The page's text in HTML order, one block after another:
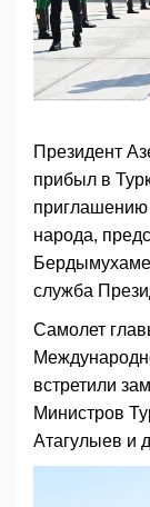
Президент
прибыл в
приглашению
народа,
служба
Самолет
встретили
Министров
Атагулыев и